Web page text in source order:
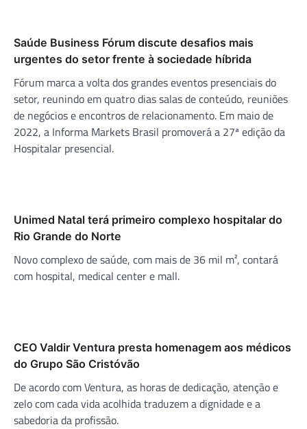
Saúde Business Fórum discute desafios mais
urgentes do setor frente à sociedade híbrida
Fórum marca a volta dos grandes eventos presenciais do
setor, reunindo em quatro dias salas de conteúdo, reuniões
de negócios e encontros de relacionamento. Em maio de
2022, a Informa Markets Brasil promoverá a 27ª edição da
Hospitalar presencial.
Unimed Natal terá primeiro complexo hospitalar do
Rio Grande do Norte
Novo complexo de saúde, com mais de 36 mil m², contará
com hospital, medical center e mall.
CEO Valdir Ventura presta homenagem aos médicos
do Grupo São Cristóvão
De acordo com Ventura, as horas de dedicação, atenção e
zelo com cada vida acolhida traduzem a dignidade e a
sabedoria da profissão.